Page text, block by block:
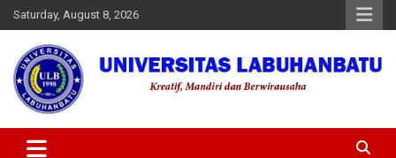
Skip
to
content
Saturday, August 8, 2026
Universitas Labuhanbatu